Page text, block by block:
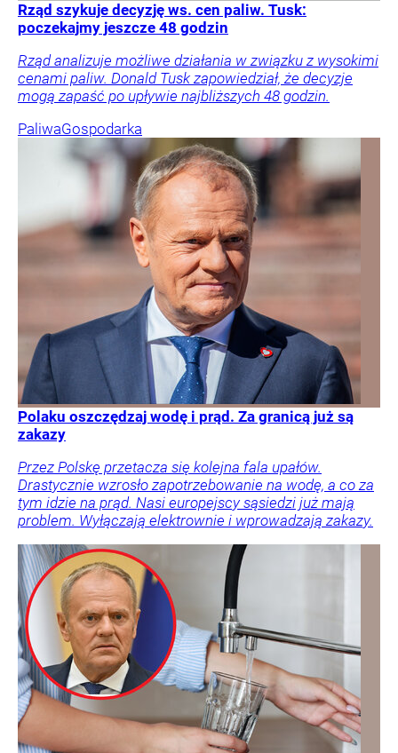
Rząd szykuje decyzję ws. cen paliw. Tusk:
poczekajmy jeszcze 48 godzin
Rząd analizuje możliwe działania w związku z wysokimi
cenami paliw. Donald Tusk zapowiedział, że decyzje
mogą zapaść po upływie najbliższych 48 godzin.
PaliwaGospodarka
Polaku oszczędzaj wodę i prąd. Za granicą już są
zakazy
Przez Polskę przetacza się kolejna fala upałów.
Drastycznie wzrosło zapotrzebowanie na wodę, a co za
tym idzie na prąd. Nasi europejscy sąsiedzi już mają
problem. Wyłączają elektrownie i wprowadzają zakazy.